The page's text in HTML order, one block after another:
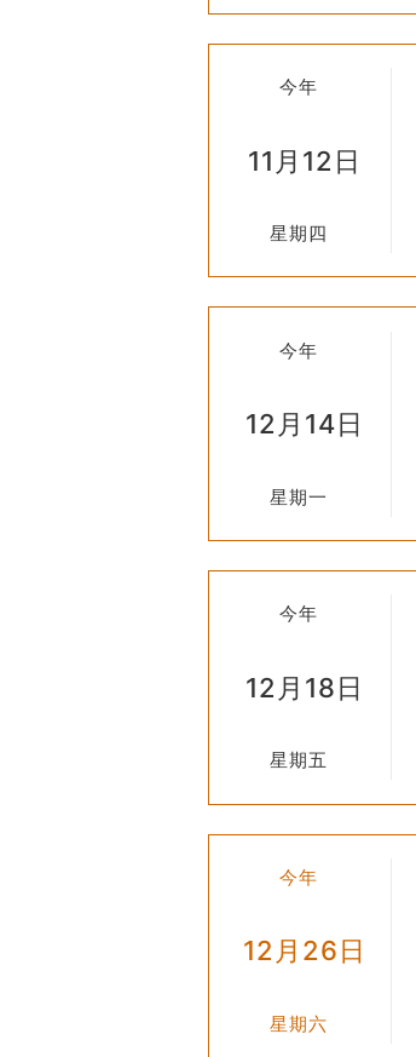
今年
11月12日
星期四
今年
12月14日
星期一
今年
12月18日
星期五
今年
12月26日
星期六